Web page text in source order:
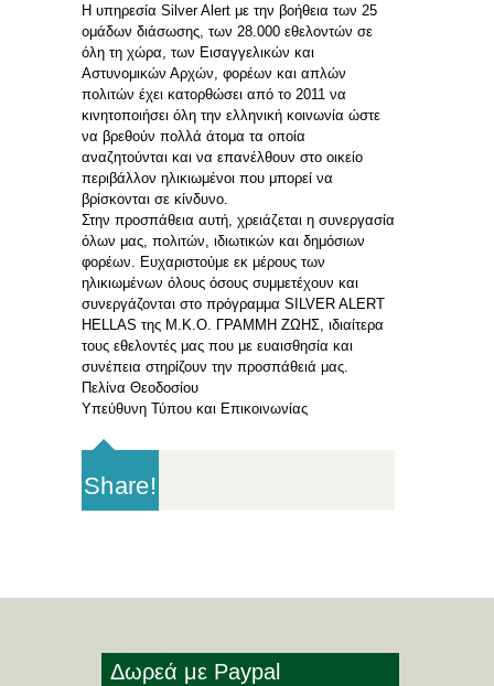
Η υπηρεσία Silver Alert με την βοήθεια των 25
ομάδων διάσωσης, των 28.000 εθελοντών σε
όλη τη χώρα, των Εισαγγελικών και
Αστυνομικών Αρχών, φορέων και απλών
πολιτών έχει κατορθώσει από το 2011 να
κινητοποιήσει όλη την ελληνική κοινωνία ώστε
να βρεθούν πολλά άτομα τα οποία
αναζητούνται και να επανέλθουν στο οικείο
περιβάλλον ηλικιωμένοι που μπορεί να
βρίσκονται σε κίνδυνο.
Στην προσπάθεια αυτή, χρειάζεται η συνεργασία
όλων μας, πολιτών, ιδιωτικών και δημόσιων
φορέων. Ευχαριστούμε εκ μέρους των
ηλικιωμένων όλους όσους συμμετέχουν και
συνεργάζονται στο πρόγραμμα SILVER ALERT
HELLAS της Μ.Κ.Ο. ΓΡΑΜΜΗ ΖΩΗΣ, ιδιαίτερα
τους εθελοντές μας που με ευαισθησία και
συνέπεια στηρίζουν την προσπάθειά μας.
Πελίνα Θεοδοσίου
Υπεύθυνη Τύπου και Επικοινωνίας
Share!
Δωρεά με Paypal